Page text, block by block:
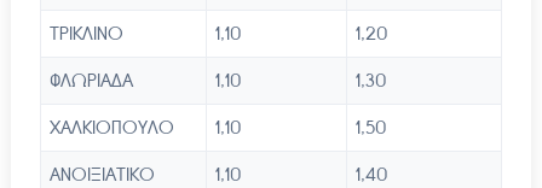
ΤΡΙΚΛΙΝΟ 1,10 1,20
ΦΛΩΡΙΑΔΑ 1,10 1,30
ΧΑΛΚΙΟΠΟΥΛΟ 1,10 1,50
ΑΝΟΙΞΙΑΤΙΚΟ 1,10 1,40